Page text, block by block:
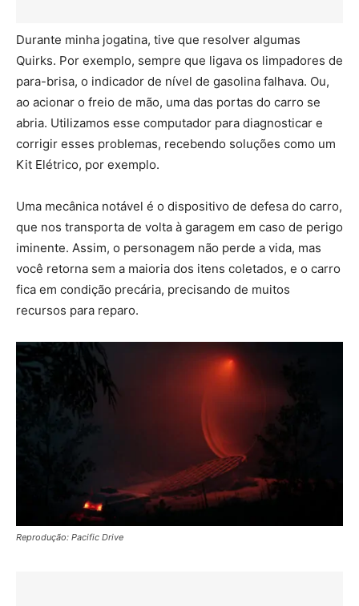
Durante minha jogatina, tive que resolver algumas
Quirks. Por exemplo, sempre que ligava os limpadores de
para-brisa, o indicador de nível de gasolina falhava. Ou,
ao acionar o freio de mão, uma das portas do carro se
abria. Utilizamos esse computador para diagnosticar e
corrigir esses problemas, recebendo soluções como um
Kit Elétrico, por exemplo.
Uma mecânica notável é o dispositivo de defesa do carro,
que nos transporta de volta à garagem em caso de perigo
iminente. Assim, o personagem não perde a vida, mas
você retorna sem a maioria dos itens coletados, e o carro
fica em condição precária, precisando de muitos
recursos para reparo.
Reprodução: Pacific Drive